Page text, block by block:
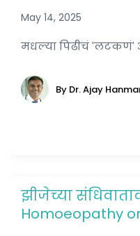
May 14, 2025
मधल्या पिढीचं 'लटकणं'
By Dr. Ajay
झीजेच्या
Homoeopathy